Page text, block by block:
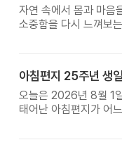
자연 속에서 몸과 마음
소중함을 다시 느껴보
아침편지 25주년 생
오늘은 2026년 8월 1
태어난 아침편지가 어